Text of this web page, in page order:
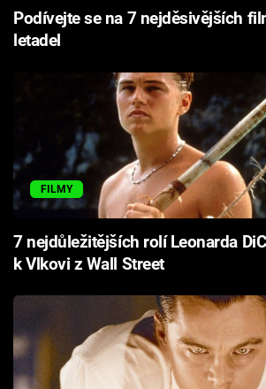
Sledujte nás
Podívejte se na 7 nejděsivějších
letadel
FILMY
7 nejdůležitějších rolí Leonarda
k Vlkovi z Wall Street